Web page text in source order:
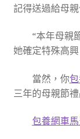
記得送過給母
“本年母親節
她確定特殊高
當然，你
三年的母親節
包養網車